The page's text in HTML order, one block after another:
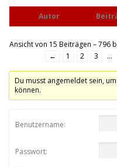
Autor
Ansicht von 15 Beiträgen – 796
←
1 2 3 …
Du musst angemeldet sein,
können.
Benutzername:
Passwort: